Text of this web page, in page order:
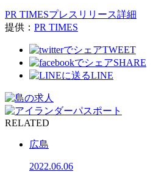
PR TIMESプレスリリース詳細
提供： PR TIMES
TWEET
SHARE
LINE
RELATED
広島
2022.06.06